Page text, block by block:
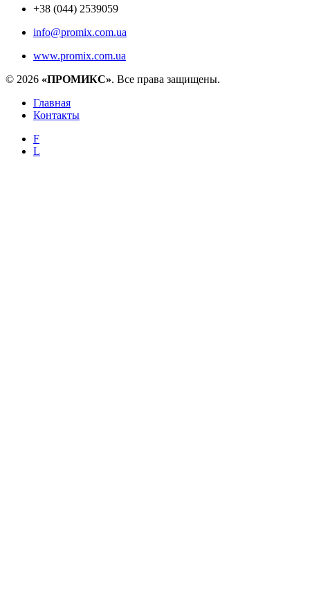
+38 (044) 2539059
info@promix.com.ua
www.promix.com.ua
© 2026 «ПРОМИКС». Все права защищены.
Главная
Контакты
F
L